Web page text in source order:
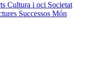
Cultura i oci Societat
Successos Món